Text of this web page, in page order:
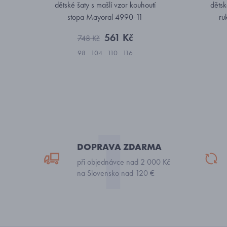
dětské šaty s mašlí vzor kouhoutí
stopa Mayoral 4990-11
748 Kč 561 Kč
98 104 110 116
DOPRAVA ZDARMA
při objednávce nad 2 000 Kč
na Slovensko nad 120 €